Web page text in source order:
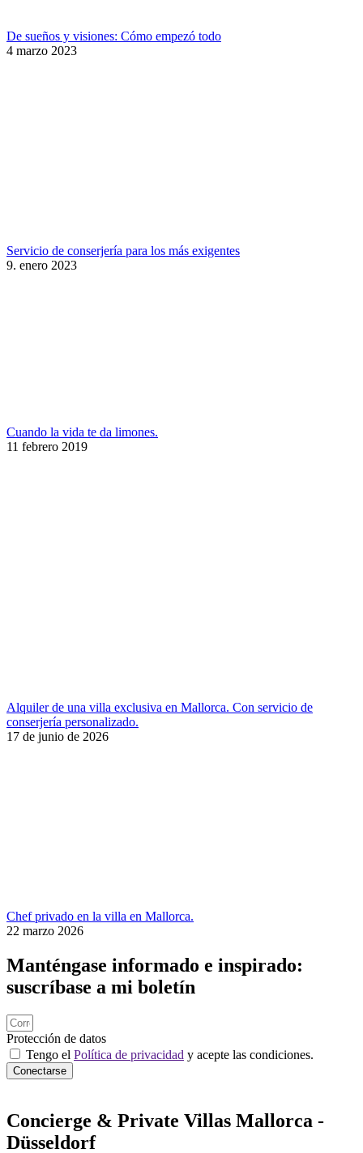
De sueños y visiones: Cómo empezó todo
4 marzo 2023
Servicio de conserjería para los más exigentes
9. enero 2023
Cuando la vida te da limones.
11 febrero 2019
Alquiler de una villa exclusiva en Mallorca. Con servicio de
conserjería personalizado.
17 de junio de 2026
Chef privado en la villa en Mallorca.
22 marzo 2026
Manténgase informado e inspirado:
suscríbase a mi boletín
Protección de datos
Tengo el Política de privacidad y acepte las condiciones.
Conectarse
Concierge & Private Villas Mallorca -
Düsseldorf